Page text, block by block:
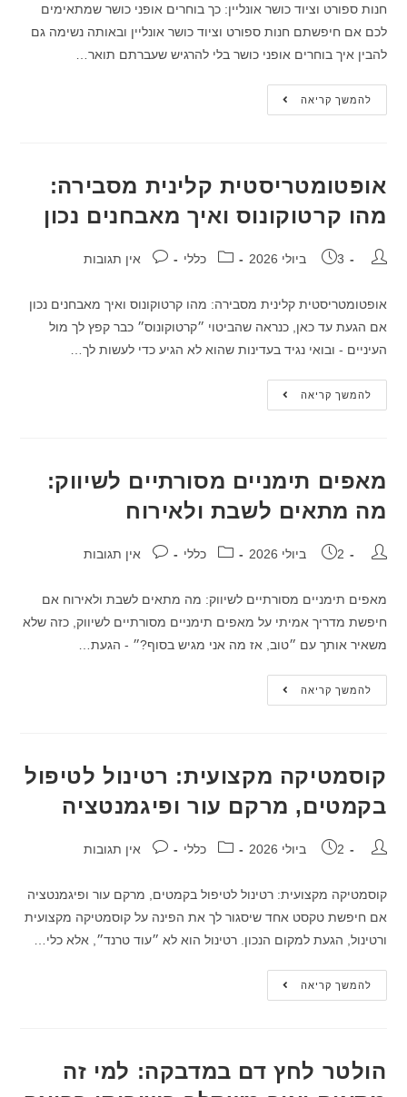
חנות ספורט וציוד כושר אונליין: כך בוחרים אופני כושר שמתאימים
לכם אם חיפשתם חנות ספורט וציוד כושר אונליין ובאותה נשימה גם
להבין איך בוחרים אופני כושר בלי להרגיש שעברתם תואר…
להמשך קריאה
אופטומטריסטית קלינית מסבירה:
מהו קרטוקונוס ואיך מאבחנים נכון
3 ביולי 2026 כללי אין תגובות
אופטומטריסטית קלינית מסבירה: מהו קרטוקונוס ואיך מאבחנים נכון
אם הגעת עד כאן, כנראה שהביטוי ״קרטוקונוס״ כבר קפץ לך מול
העיניים - ובואי נגיד בעדינות שהוא לא הגיע כדי לעשות לך…
להמשך קריאה
מאפים תימניים מסורתיים לשיווק:
מה מתאים לשבת ולאירוח
2 ביולי 2026 כללי אין תגובות
מאפים תימניים מסורתיים לשיווק: מה מתאים לשבת ולאירוח אם
חיפשת מדריך אמיתי על מאפים תימניים מסורתיים לשיווק, כזה שלא
משאיר אותך עם ״טוב, אז מה אני מגיש בסוף?״ - הגעת…
להמשך קריאה
קוסמטיקה מקצועית: רטינול לטיפול
בקמטים, מרקם עור ופיגמנטציה
2 ביולי 2026 כללי אין תגובות
קוסמטיקה מקצועית: רטינול לטיפול בקמטים, מרקם עור ופיגמנטציה
אם חיפשת טקסט אחד שיסגור לך את הפינה על קוסמטיקה מקצועית
ורטינול, הגעת למקום הנכון. רטינול הוא לא ״עוד טרנד״, אלא כלי…
להמשך קריאה
הולטר לחץ דם במדבקה: למי זה